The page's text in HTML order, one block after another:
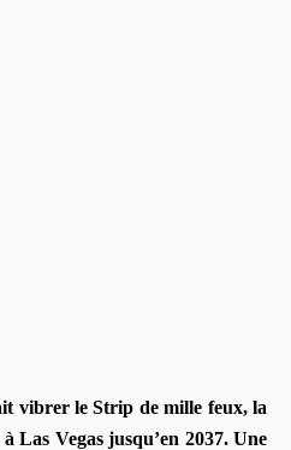
vibrer le Strip de mille feux, la
Las Vegas jusqu’en 2037. Une